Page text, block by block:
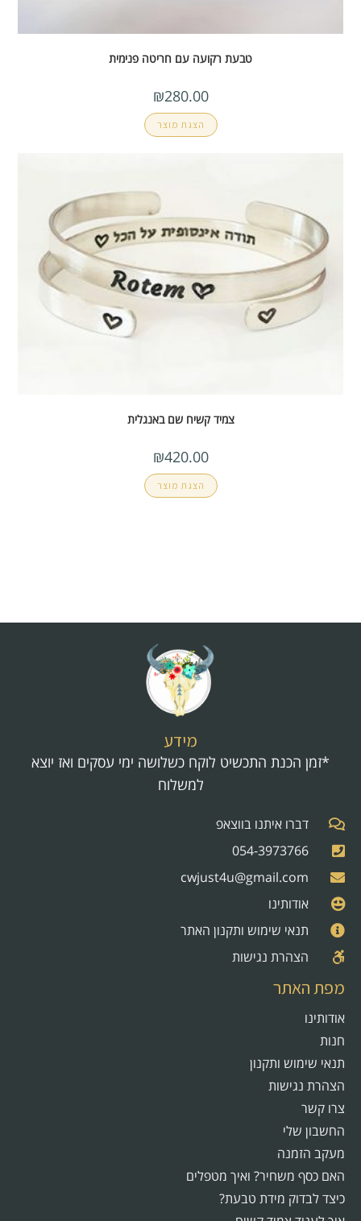
טבעת רקועה עם חריטה פנימית
₪280.00
הצגת מוצר
צמיד קשיח שם באנגלית
₪420.00
הצגת מוצר
מידע
*זמן הכנת התכשיט לוקח כשלושה ימי עסקים ואז יוצא
למשלוח
דברו איתנו בווצאפ
054-3973766
cwjust4u@gmail.com
אודותינו
תנאי שימוש ותקנון האתר
הצהרת נגישות
מפת האתר
אודותינו
חנות
תנאי שימוש ותקנון
הצהרת נגישות
צרו קשר
החשבון שלי
מעקב הזמנה
האם כסף משחיר? ואיך מטפלים
כיצד לבדוק מידת טבעת?